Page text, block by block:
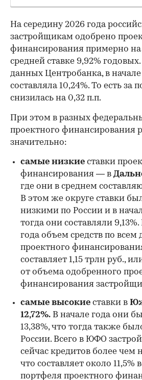
На середину 2026 года
застройщикам одобрено
финансирования примерно на
средней ставке 9,92%
данных Центробанка, в начале
составляла 10,24%. То есть за
снизилась на 0,32 п.п.
При этом в разных
проектного финансирования
значительно:
самые низкие ставки
финансирования — в
где они в среднем
В этом же округе ставки
низкими по России и в
тогда они составляли
года объем средств по всем
проектного
составляет 1,15 трлн руб.,
от объема одобренного
финансирования
самые высокие ставки в
12,72%. В начале года они
13,38%, что тогда также
России. Всего в ЮФО
сейчас кредитов более чем
что составляет около 11,5%
портфеля проектного